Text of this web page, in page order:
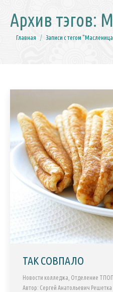
Архив тэгов:
Вы здесь:
Главная Записи с тегом
ТАК СОВПАЛО
Новости колледжа Отделение ТПОП
Автор: Сергей Анатольевич Решетка